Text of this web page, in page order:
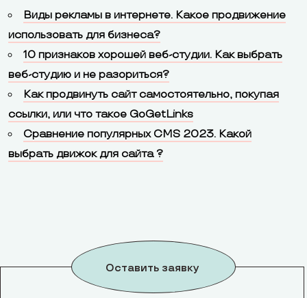
Виды рекламы в интернете. Какое продвижение
использовать для бизнеса?
10 признаков хорошей веб-студии. Как выбрать
веб-студию и не разориться?
Как продвинуть сайт самостоятельно, покупая
ссылки, или что такое GoGetLinks
Сравнение популярных CMS 2023. Какой
выбрать движок для сайта ?
Оставить заявку